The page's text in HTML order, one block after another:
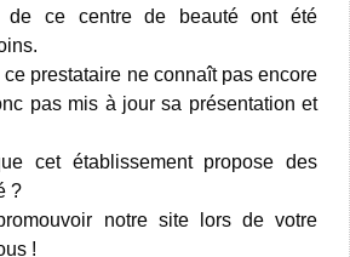
de ce centre de beauté ont été
prestataire ne connaît pas encore
pas mis à jour sa présentation et
cet établissement propose des
?
notre site lors de votre
!